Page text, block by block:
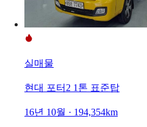
실매물
현대 포터2 1톤 표준탑
16년 10월 · 194,354km